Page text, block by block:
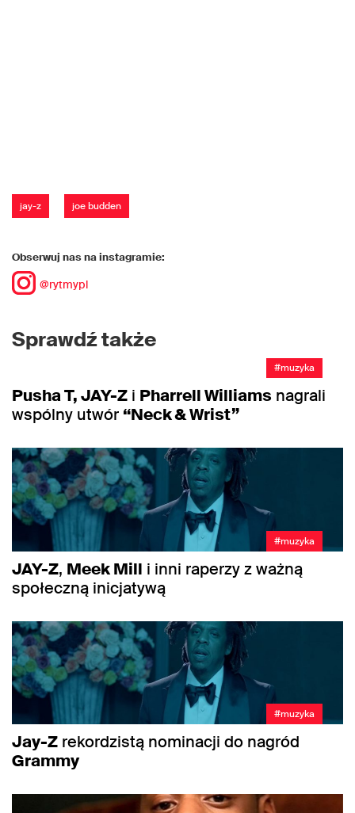
jay-z joe budden
Obserwuj nas na instagramie:
@rytmypl
Sprawdź także
#muzyka
Pusha T, JAY-Z i Pharrell Williams nagrali
wspólny utwór “Neck & Wrist”
#muzyka
JAY-Z, Meek Mill i inni raperzy z ważną
społeczną inicjatywą
#muzyka
Jay-Z rekordzistą nominacji do nagród
Grammy